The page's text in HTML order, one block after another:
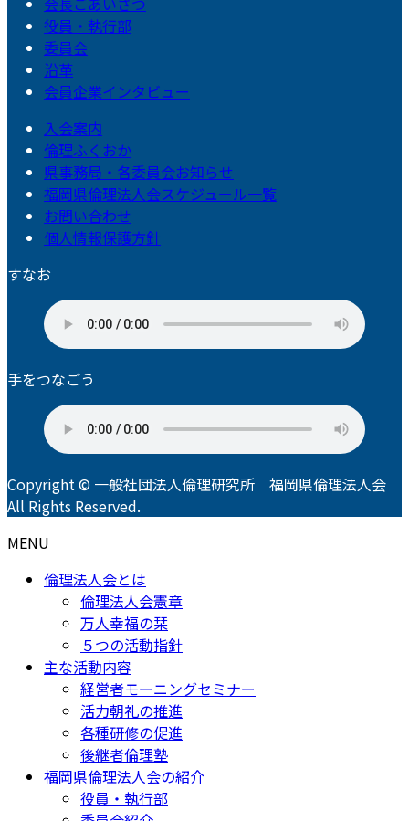
役員・執行部
委員会
沿革
会員企業インタビュー
入会案内
倫理ふくおか
県事務局・各委員会お知らせ
福岡県倫理法人会スケジュール一覧
お問い合わせ
個人情報保護方針
すなお
手をつなごう
Copyright © 一般社団法人倫理研究所 福岡県倫理法人会
All Rights Reserved.
MENU
倫理法人会とは
倫理法人会憲章
万人幸福の栞
５つの活動指針
主な活動内容
経営者モーニングセミナー
活力朝礼の推進
各種研修の促進
後継者倫理塾
福岡県倫理法人会の紹介
役員・執行部